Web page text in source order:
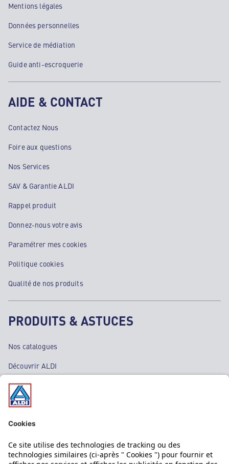
Mentions légales
Données personnelles
Service de médiation
Guide anti-escroquerie
AIDE & CONTACT
Contactez Nous
Foire aux questions
Nos Services
SAV & Garantie ALDI
Rappel produit
Donnez-nous votre avis
Paramétrer mes cookies
Politique cookies
Qualité de nos produits
PRODUITS & ASTUCES
Nos catalogues
Découvrir ALDI
Nos bons plans
Nos rayons
Nos marques
Nos astuces